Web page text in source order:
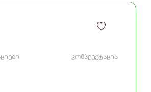
კომპლექტაცია